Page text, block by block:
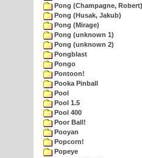
Pong (Champagne, Robert)
Pong (Husak, Jakub)
Pong (Mirage)
Pong (unknown 1)
Pong (unknown 2)
Pongblast
Pongo
Pontoon!
Pooka Pinball
Pool
Pool 1.5
Pool 400
Poor Ball!
Pooyan
Popcorn!
Popeye